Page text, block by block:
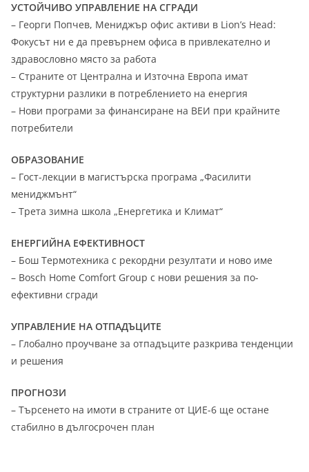
УСТОЙЧИВО УПРАВЛЕНИЕ НА СГРАДИ
– Георги Попчев, Мениджър офис активи в Lion’s Head:
Фокусът ни е да превърнем офиса в привлекателно и
здравословно място за работа
– Страните от Централна и Източна Европа имат
структурни разлики в потреблението на енергия
– Нови програми за финансиране на ВЕИ при крайните
потребители
ОБРАЗОВАНИЕ
– Гост-лекции в магистърска програма „Фасилити
мениджмънт“
– Трета зимна школа „Енергетика и Климат“
ЕНЕРГИЙНА ЕФЕКТИВНОСТ
– Бош Термотехника с рекордни резултати и ново име
– Bosch Home Comfort Group с нови решения за по-
ефективни сгради
УПРАВЛЕНИЕ НА ОТПАДЪЦИТЕ
– Глобално проучване за отпадъците разкрива тенденции
и решения
ПРОГНОЗИ
– Търсенето на имоти в страните от ЦИЕ-6 ще остане
стабилно в дългосрочен план